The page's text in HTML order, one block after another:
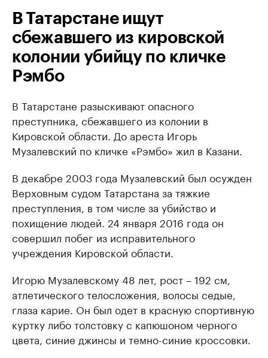
В Татарстане ищут
сбежавшего из кировской
колонии убийцу по кличке
Рэмбо
В Татарстане разыскивают опасного
преступника, сбежавшего из колонии в
Кировской области. До ареста Игорь
Музалевский по кличке «Рэмбо» жил в Казани.
В декабре 2003 года Музалевский был осужден
Верховным судом Татарстана за тяжкие
преступления, в том числе за убийство и
похищение людей. 24 января 2016 года он
совершил побег из исправительного
учреждения Кировской области.
Игорю Музалевскому 48 лет, рост – 192 см,
атлетического телосложения, волосы седые,
глаза карие. Он был одет в красную спортивную
куртку либо толстовку с капюшоном черного
цвета, синие джинсы и темно-синие кроссовки.